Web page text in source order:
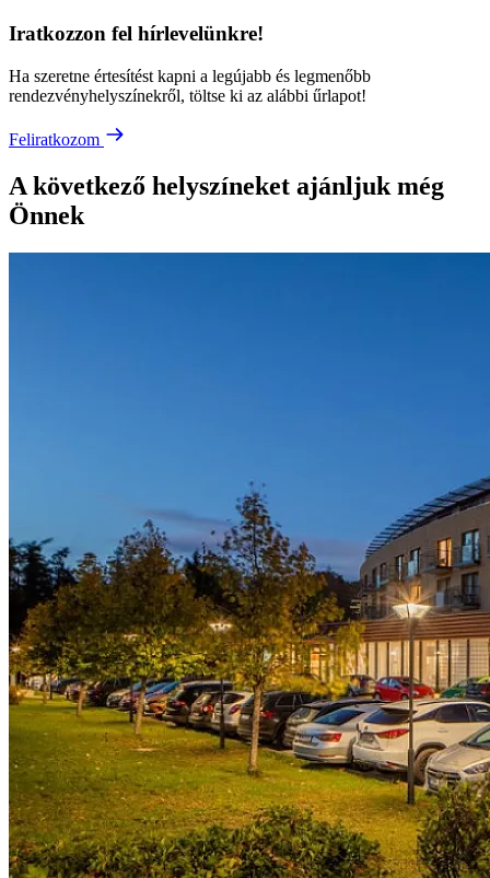
Iratkozzon fel hírlevelünkre!
Ha szeretne értesítést kapni a legújabb és legmenőbb
rendezvényhelyszínekről, töltse ki az alábbi űrlapot!
Feliratkozom
A következő helyszíneket ajánljuk még
Önnek